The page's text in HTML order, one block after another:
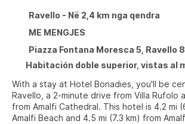
Ravello - Në 2,4 km nga qendra
ME MENGJES
Piazza Fontana Moresca 5, Ravello
With a stay at Hotel Bonadies, you'll be
Ravello, a 2-minute drive from Villa Rufolo
from Amalfi Cathedral. This hotel is 4.2 mi (6.8 km) from
Amalfi Beach and 4.5 mi (7.3 km) from